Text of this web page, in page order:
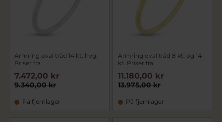
Armring oval tråd 14 kt. hvg.
Priser fra
9.340,00 kr
7.472,00 kr
På fjernlager
Armring oval tråd 8 kt. og 14
kt. Priser fra
13.975,00 kr
11.180,00 kr
På fjernlager